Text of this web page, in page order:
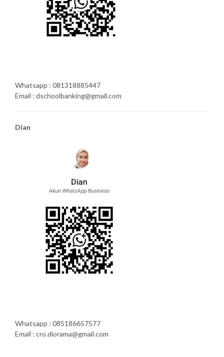
Whatsapp : 081318885447
Email : dschoolbanking@gmail.com
Dian
Whatsapp : 085186657577
Email : cro.diorama@gmail.com